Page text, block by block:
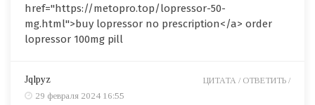
href="https://metopro.top/lopressor-50-
mg.html">buy lopressor no prescription</a> order
lopressor 100mg pill
Jqlpyz
29 февраля 2024 16:55
ЦИТАТА / ОТВЕТИТЬ /